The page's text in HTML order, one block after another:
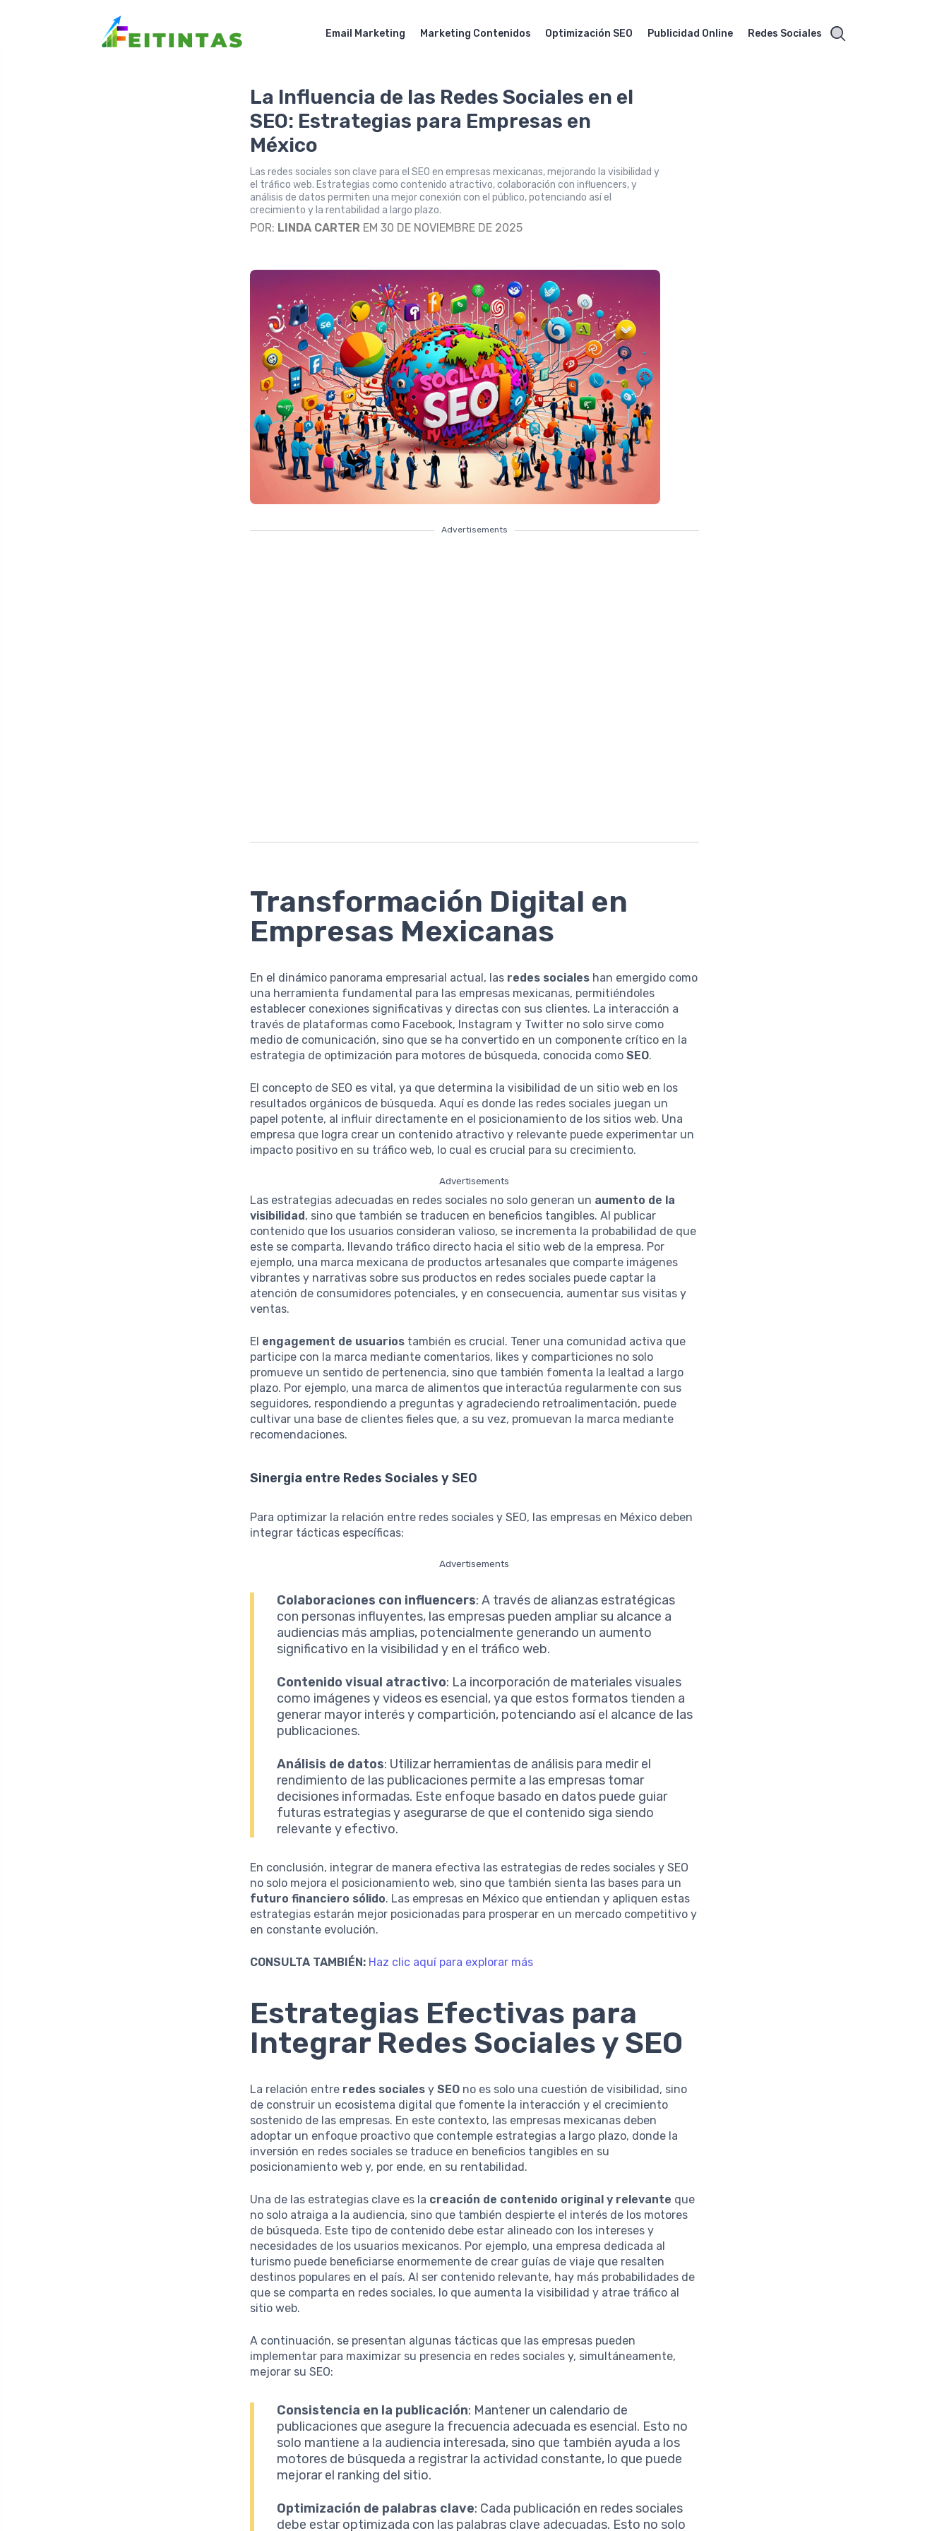
Email Marketing Marketing Contenidos Optimización SEO Publicidad Online Redes Sociales
La Influencia de las Redes Sociales en el
SEO: Estrategias para Empresas en
México
Las redes sociales son clave para el SEO en empresas mexicanas, mejorando la visibilidad y
el tráfico web. Estrategias como contenido atractivo, colaboración con influencers, y
análisis de datos permiten una mejor conexión con el público, potenciando así el
crecimiento y la rentabilidad a largo plazo.
POR: LINDA CARTER EM 30 DE NOVIEMBRE DE 2025
Advertisements
Transformación Digital en
Empresas Mexicanas
En el dinámico panorama empresarial actual, las redes sociales han emergido como
una herramienta fundamental para las empresas mexicanas, permitiéndoles
establecer conexiones significativas y directas con sus clientes. La interacción a
través de plataformas como Facebook, Instagram y Twitter no solo sirve como
medio de comunicación, sino que se ha convertido en un componente crítico en la
estrategia de optimización para motores de búsqueda, conocida comoSEO.
El concepto de SEO es vital, ya que determina la visibilidad de un sitio web en los
resultados orgánicos de búsqueda. Aquí es donde las redes sociales juegan un
papel potente, al influir directamente en el posicionamiento de los sitios web. Una
empresa que logra crear un contenido atractivo y relevante puede experimentar un
impacto positivo en su tráfico web, lo cual es crucial para su crecimiento.
Advertisements
Las estrategias adecuadas en redes sociales no solo generan un aumento de la
visibilidad, sino que también se traducen en beneficios tangibles. Al publicar
contenido que los usuarios consideran valioso, se incrementa la probabilidad de que
este se comparta, llevando tráfico directo hacia el sitio web de la empresa. Por
ejemplo, una marca mexicana de productos artesanales que comparte imágenes
vibrantes y narrativas sobre sus productos en redes sociales puede captar la
atención de consumidores potenciales, y en consecuencia, aumentar sus visitas y
ventas.
El engagement de usuarios también es crucial. Tener una comunidad activa que
participe con la marca mediante comentarios, likes y comparticiones no solo
promueve un sentido de pertenencia, sino que también fomenta la lealtad a largo
plazo. Por ejemplo, una marca de alimentos que interactúa regularmente con sus
seguidores, respondiendo a preguntas y agradeciendo retroalimentación, puede
cultivar una base de clientes fieles que, a su vez, promuevan la marca mediante
recomendaciones.
Sinergia entre Redes Sociales y SEO
Para optimizar la relación entre redes sociales y SEO, las empresas en México deben
integrar tácticas específicas:
Advertisements
Colaboraciones con influencers: A través de alianzas estratégicas
con personas influyentes, las empresas pueden ampliar su alcance a
audiencias más amplias, potencialmente generando un aumento
significativo en la visibilidad y en el tráfico web.
Contenido visual atractivo: La incorporación de materiales visuales
como imágenes y videos es esencial, ya que estos formatos tienden a
generar mayor interés y compartición, potenciando así el alcance de las
publicaciones.
Análisis de datos: Utilizar herramientas de análisis para medir el
rendimiento de las publicaciones permite a las empresas tomar
decisiones informadas. Este enfoque basado en datos puede guiar
futuras estrategias y asegurarse de que el contenido siga siendo
relevante y efectivo.
En conclusión, integrar de manera efectiva las estrategias de redes sociales y SEO
no solo mejora el posicionamiento web, sino que también sienta las bases para un
futuro financiero sólido. Las empresas en México que entiendan y apliquen estas
estrategias estarán mejor posicionadas para prosperar en un mercado competitivo y
en constante evolución.
CONSULTA TAMBIÉN: Haz clic aquí para explorar más
Estrategias Efectivas para
Integrar Redes Sociales y SEO
La relación entre redes sociales ySEO no es solo una cuestión de visibilidad, sino
de construir un ecosistema digital que fomente la interacción y el crecimiento
sostenido de las empresas. En este contexto, las empresas mexicanas deben
adoptar un enfoque proactivo que contemple estrategias a largo plazo, donde la
inversión en redes sociales se traduce en beneficios tangibles en su
posicionamiento web y, por ende, en su rentabilidad.
Una de las estrategias clave es la creación de contenido original y relevante que
no solo atraiga a la audiencia, sino que también despierte el interés de los motores
de búsqueda. Este tipo de contenido debe estar alineado con los intereses y
necesidades de los usuarios mexicanos. Por ejemplo, una empresa dedicada al
turismo puede beneficiarse enormemente de crear guías de viaje que resalten
destinos populares en el país. Al ser contenido relevante, hay más probabilidades de
que se comparta en redes sociales, lo que aumenta la visibilidad y atrae tráfico al
sitio web.
A continuación, se presentan algunas tácticas que las empresas pueden
implementar para maximizar su presencia en redes sociales y, simultáneamente,
mejorar su SEO:
Consistencia en la publicación: Mantener un calendario de
publicaciones que asegure la frecuencia adecuada es esencial. Esto no
solo mantiene a la audiencia interesada, sino que también ayuda a los
motores de búsqueda a registrar la actividad constante, lo que puede
mejorar el ranking del sitio.
Optimización de palabras clave: Cada publicación en redes sociales
debe estar optimizada con las palabras clave adecuadas. Esto no solo